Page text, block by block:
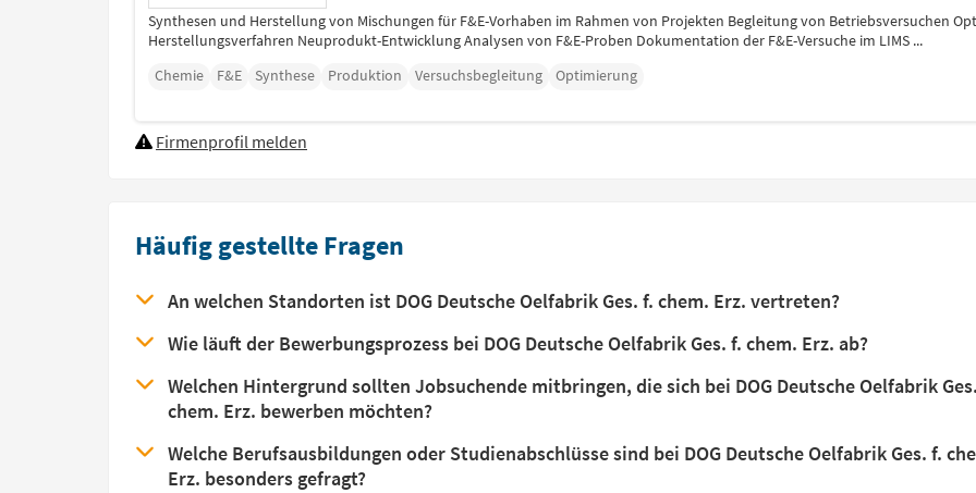
Synthesen und Herstellung von Mischungen für F&E-Vorhaben im Rahmen von Projekten Begleitung von Betriebsversuchen
Herstellungsverfahren Neuprodukt-Entwicklung Analysen von F&E-Proben Dokumentation der F&E-Versuche im LIMS ...
Chemie
F&E Synthese Produktion Versuchsbegleitung Optimierung
Firmenprofil melden
Häufig gestellte Fragen
An welchen Standorten ist DOG Deutsche Oelfabrik Ges. f. chem. Erz. vertreten?
Wie läuft der Bewerbungsprozess bei DOG Deutsche Oelfabrik Ges. f. chem. Erz. ab?
Welchen Hintergrund sollten Jobsuchende mitbringen, die sich bei DOG Deutsche Oelfabrik
chem. Erz. bewerben möchten?
Welche Berufsausbildungen oder Studienabschlüsse sind bei DOG Deutsche Oelfabrik Ges. f.
Erz. besonders gefragt?